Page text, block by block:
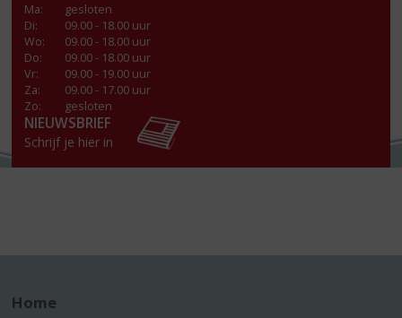
Ma:
gesloten
Di:
09.00 - 18.00 uur
Wo:
09.00 - 18.00 uur
Do:
09.00 - 18.00 uur
Vr:
09.00 - 19.00 uur
Za:
09.00 - 17.00 uur
Zo:
gesloten
NIEUWSBRIEF
Schrijf je hier in
Home